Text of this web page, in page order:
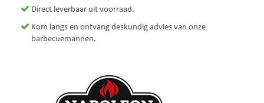
Direct leverbaar uit voorraad.
Kom langs en ontvang deskundig advies van onze
barbecuemannen.